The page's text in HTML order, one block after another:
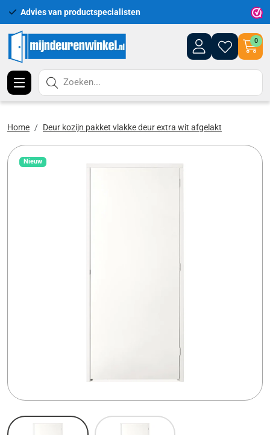
Advies van productspecialisten
0
Zoeken...
Home Deur kozijn pakket vlakke deur extra wit afgelakt
Nieuw